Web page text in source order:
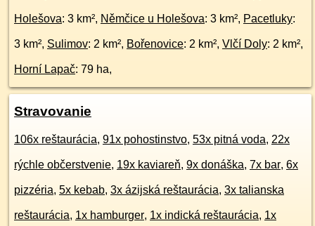
Holešova: 3 km², Němčice u Holešova: 3 km², Pacetluky:
3 km², Sulimov: 2 km², Bořenovice: 2 km², Vlčí Doly: 2 km²,
Horní Lapač: 79 ha,
Stravovanie
106x reštaurácia, 91x pohostinstvo, 53x pitná voda, 22x
rýchle občerstvenie, 19x kaviareň, 9x donáška, 7x bar, 6x
pizzéria, 5x kebab, 3x ázijská reštaurácia, 3x talianska
reštaurácia, 1x hamburger, 1x indická reštaurácia, 1x